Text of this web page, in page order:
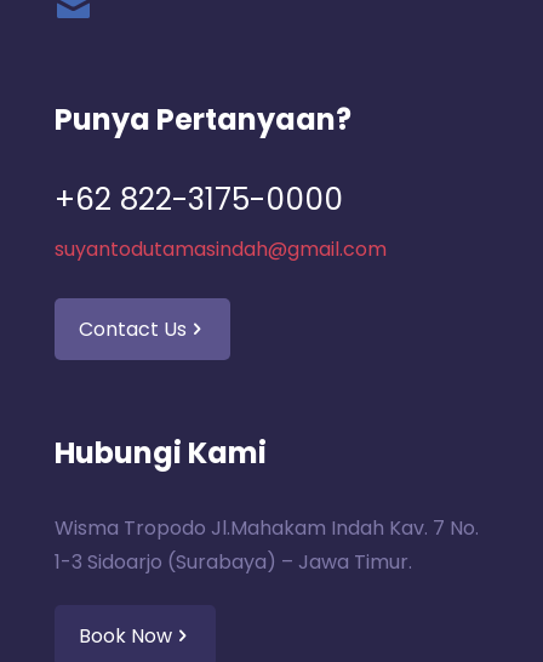
Punya Pertanyaan?
+62 822-3175-0000
suyantodutamasindah@gmail.com
Contact Us
Hubungi Kami
Wisma Tropodo Jl.Mahakam Indah Kav. 7 No.
1-3 Sidoarjo (Surabaya) – Jawa Timur.
Book Now